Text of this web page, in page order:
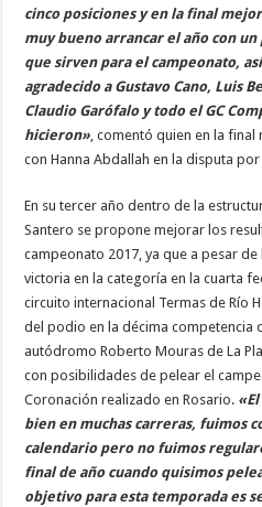
cinco posiciones y en la final
muy bueno arrancar el año con
que sirven para el campeonato,
agradecido a Gustavo Cano, Luis
Claudio Garófalo y todo el GC
hicieron», comentó quien en la
con Hanna Abdallah en la disputa
En su tercer año dentro de la
Santero se propone mejorar los
campeonato 2017, ya que a pesar
victoria en la categoría en la cuarta
circuito internacional Termas de Río
del podio en la décima competencia
autódromo Roberto Mouras de La
con posibilidades de pelear el
Coronación realizado en Rosario.
bien en muchas carreras, fuimos
calendario pero no fuimos
final de año cuando quisimos
objetivo para esta temporada es